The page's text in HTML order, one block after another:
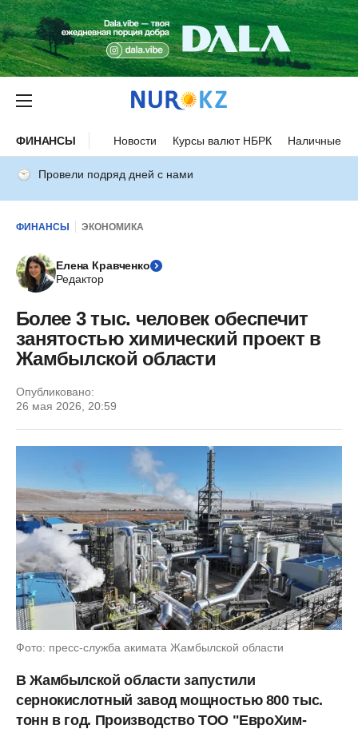
ФИНАНСЫ Новости Курсы валют НБРК Наличные
Провели подряд дней с нами
ФИНАНСЫ ЭКОНОМИКА
Елена Кравченко
Редактор
Более 3 тыс. человек обеспечит
занятостью химический проект в
Жамбылской области
Опубликовано:
26 мая 2026, 20:59
Фото: пресс-служба акимата Жамбылской области
В Жамбылской области запустили
сернокислотный завод мощностью 800 тыс.
тонн в год. Производство ТОО "ЕвроХим-